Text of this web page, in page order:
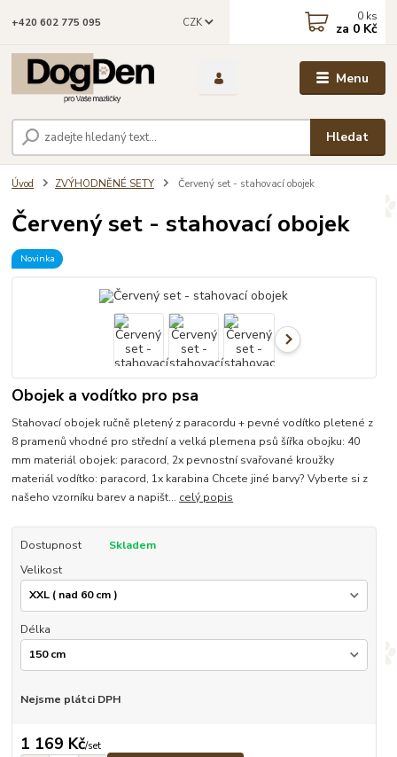
Menu
CZK
Hledat
+420 602 775 095 0 ks
za 0 Kč
Úvod ZVÝHODNĚNÉ SETY Červený set - stahovací obojek
Červený set - stahovací obojek
Novinka
Obojek a vodítko pro psa
Stahovací obojek ručně pletený z paracordu + pevné vodítko pletené z
8 pramenů vhodné pro střední a velká plemena psů šířka obojku: 40
mm materiál obojek: paracord, 2x pevnostní svařované kroužky
materiál vodítko: paracord, 1x karabina Chcete jiné barvy? Vyberte si z
našeho vzorníku barev a napišt... celý popis
Dostupnost
Skladem
Velikost
Délka
Nejsme plátci DPH
1 169 Kč/set